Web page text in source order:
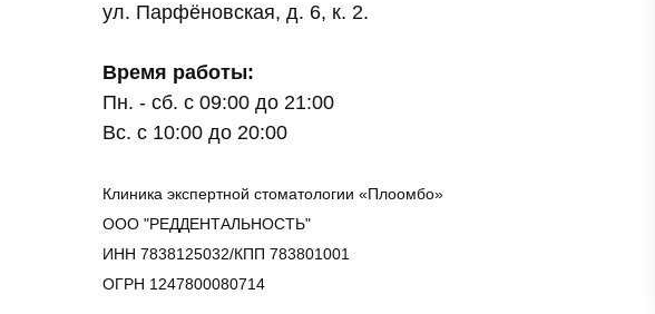
ул. Парфёновская, д. 6, к. 2.
Время работы:
Пн. - сб. с 09:00 до 21:00
Вс. с 10:00 до 20:00
Клиника экспертной стоматологии «Плоомбо»
ООО "РЕДДЕНТАЛЬНОСТЬ"
ИНН 7838125032/КПП 783801001
ОГРН 1247800080714